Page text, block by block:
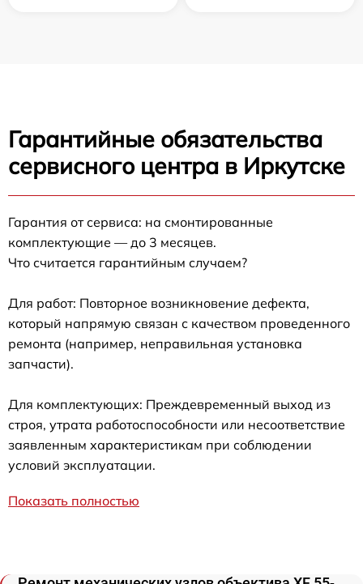
Гарантийные обязательства
сервисного центра в Иркутске
Гарантия от сервиса: на смонтированные
комплектующие — до 3 месяцев.
Что считается гарантийным случаем?
Для работ: Повторное возникновение дефекта,
который напрямую связан с качеством проведенного
ремонта (например, неправильная установка
запчасти).
Для комплектующих: Преждевременный выход из
строя, утрата работоспособности или несоответствие
заявленным характеристикам при соблюдении
условий эксплуатации.
Показать полностью